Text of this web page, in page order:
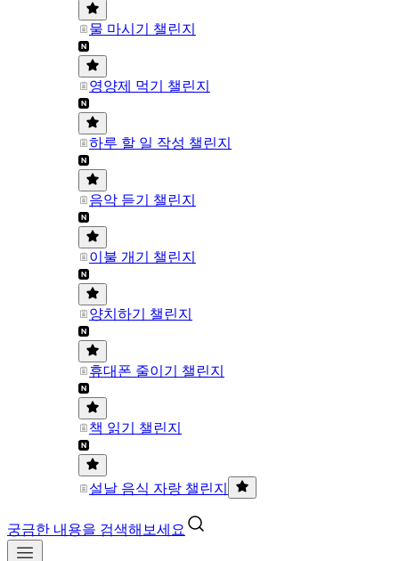
물 마시기 챌린지
영양제 먹기 챌린지
하루 할 일 작성 챌린지
음악 듣기 챌린지
이불 개기 챌린지
양치하기 챌린지
휴대폰 줄이기 챌린지
책 읽기 챌린지
설날 음식 자랑 챌린지
궁금한 내용을 검색해보세요